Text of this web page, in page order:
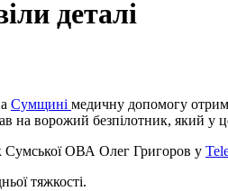
деталі
Сумщині медичну допомогу
на ворожий безпілотник, який у
Сумської ОВА Олег Григоров у
тяжкості.